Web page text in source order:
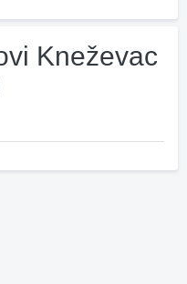
Kneževac